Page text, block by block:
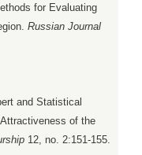
for Evaluating
Russian Journal
and Statistical
of the
12, no. 2:151-155.